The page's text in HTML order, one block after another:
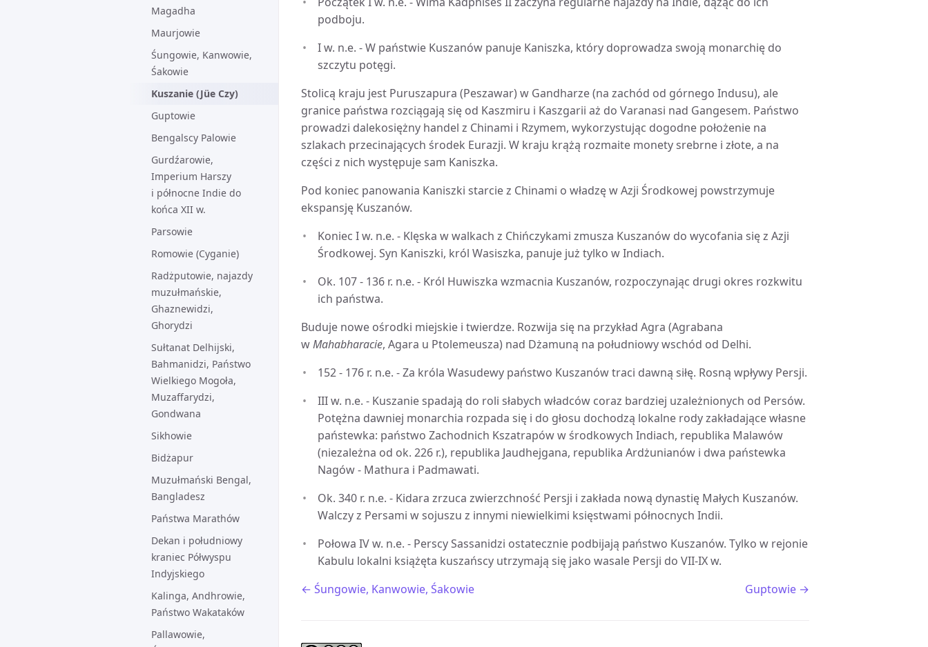
Magadha
Maurjowie
Śungowie, Kanwowie,
Śakowie
Kuszanie (Jüe Czy)
Guptowie
Bengalscy Palowie
Gurdźarowie,
Imperium Harszy
i północne Indie do
końca XII w.
Parsowie
Romowie (Cyganie)
Radżputowie, najazdy
muzułmańskie,
Ghaznewidzi,
Ghorydzi
Sułtanat Delhijski,
Bahmanidzi, Państwo
Wielkiego Mogoła,
Muzaffarydzi,
Gondwana
Sikhowie
Bidżapur
Muzułmański Bengal,
Bangladesz
Państwa Marathów
Dekan i południowy
kraniec Półwyspu
Indyjskiego
Kalinga, Andhrowie,
Państwo Wakataków
Pallawowie,
podboju.
I w. n.e. - W państwie Kuszanów panuje Kaniszka, który doprowadza swoją monarchię do
szczytu potęgi.
Stolicą kraju jest Puruszapura (Peszawar) w Gandharze (na zachód od górnego Indusu), ale
granice państwa rozciągają się od Kaszmiru i Kaszgarii aż do Varanasi nad Gangesem. Państwo
prowadzi dalekosiężny handel z Chinami i Rzymem, wykorzystując dogodne położenie na
szlakach przecinających środek Eurazji. W kraju krążą rozmaite monety srebrne i złote, a na
części z nich występuje sam Kaniszka.
Pod koniec panowania Kaniszki starcie z Chinami o władzę w Azji Środkowej powstrzymuje
ekspansję Kuszanów.
Koniec I w. n.e. - Klęska w walkach z Chińczykami zmusza Kuszanów do wycofania się z Azji
Środkowej. Syn Kaniszki, król Wasiszka, panuje już tylko w Indiach.
Ok. 107 - 136 r. n.e. - Król Huwiszka wzmacnia Kuszanów, rozpoczynając drugi okres rozkwitu
ich państwa.
Buduje nowe ośrodki miejskie i twierdze. Rozwija się na przykład Agra (Agrabana
wMahabharacie, Agara u Ptolemeusza) nad Dżamuną na południowy wschód od Delhi.
152 - 176 r. n.e. - Za króla Wasudewy państwo Kuszanów traci dawną siłę. Rosną wpływy Persji.
III w. n.e. - Kuszanie spadają do roli słabych władców coraz bardziej uzależnionych od Persów.
Potężna dawniej monarchia rozpada się i do głosu dochodzą lokalne rody zakładające własne
państewka: państwo Zachodnich Kszatrapów w środkowych Indiach, republika Malawów
(niezależna od ok. 226 r.), republika Jaudhejgana, republika Ardżunianów i dwa państewka
Nagów - Mathura i Padmawati.
Ok. 340 r. n.e. - Kidara zrzuca zwierzchność Persji i zakłada nową dynastię Małych Kuszanów.
Walczy z Persami w sojuszu z innymi niewielkimi księstwami północnych Indii.
Połowa IV w. n.e. - Perscy Sassanidzi ostatecznie podbijają państwo Kuszanów. Tylko w rejonie
Kabulu lokalni książęta kuszańscy utrzymają się jako wasale Persji do VII-IX w.
← Śungowie, Kanwowie, Śakowie
Guptowie →